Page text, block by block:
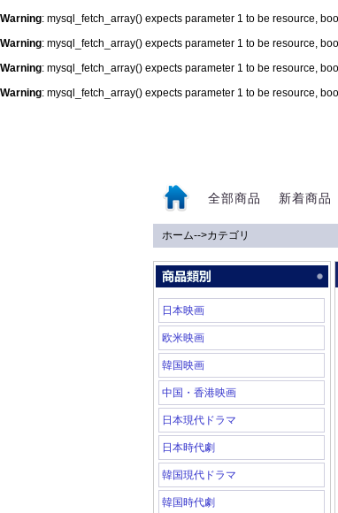
Warning: mysql_fetch_array() expects parameter 1 to be resource,
Warning: mysql_fetch_array() expects parameter 1 to be resource,
Warning: mysql_fetch_array() expects parameter 1 to be resource,
Warning: mysql_fetch_array() expects parameter 1 to be resource,
全部商品 新着商品
ホーム-->カテゴリ
日本映画
欧米映画
韓国映画
中国・香港映画
日本現代ドラマ
日本時代劇
韓国現代ドラマ
韓国時代劇